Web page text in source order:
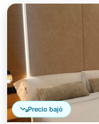
Precio bajó